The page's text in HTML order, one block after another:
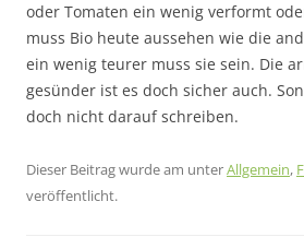
oder Tomaten ein wenig verformt
muss Bio heute aussehen wie die
ein wenig teurer muss sie sein. Die
gesünder ist es doch sicher auch.
doch nicht darauf schreiben.
Dieser Beitrag wurde am unterAllgemein,
veröffentlicht.